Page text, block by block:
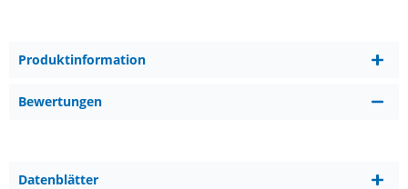
Produktinformation
Bewertungen
Datenblätter